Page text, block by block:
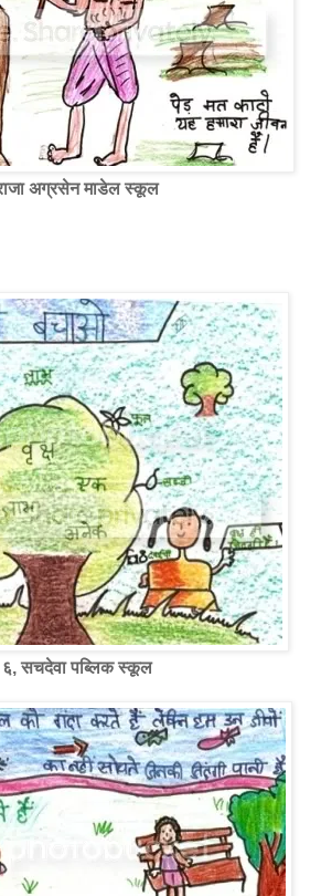
अग्रसेन माडेल स्कूल
६, सचदेवा पब्लिक स्कूल